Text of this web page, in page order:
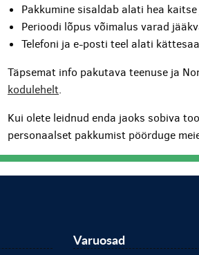
Pakkumine sisaldab alati hea
Perioodi lõpus võimalus varad
Telefoni ja e-posti teel alati
Täpsemat info pakutava teenuse ja
kodulehelt.
Kui olete leidnud enda jaoks sobiva
personaalset pakkumist pöörduge
Varuosad